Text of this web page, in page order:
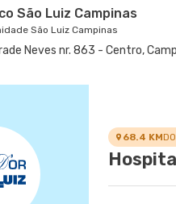
São Luiz Campinas
São Luiz Campinas
Neves nr. 863 - Centro,
68.4 KM